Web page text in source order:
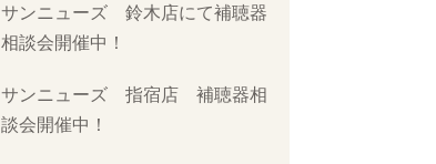
サンニューズ 鈴木店にて補聴器
相談会開催中！
サンニューズ 指宿店 補聴器相
談会開催中！